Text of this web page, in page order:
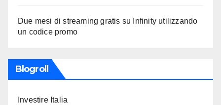
Due mesi di streaming gratis su Infinity utilizzando
un codice promo
Blogroll
Investire Italia